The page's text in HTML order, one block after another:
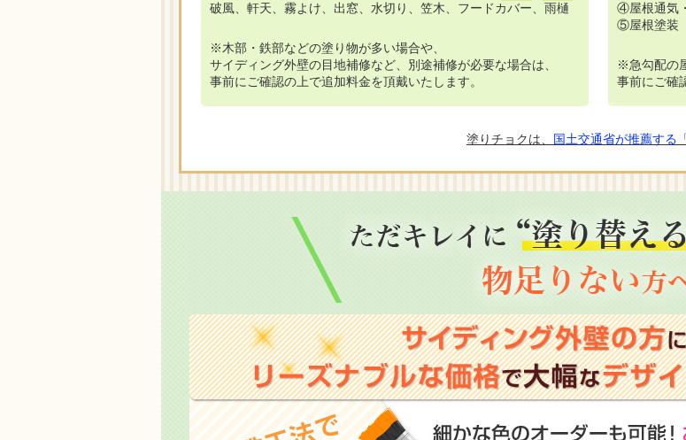
破風、軒天、霧よけ、出窓、水切り、笠木、フードカバー、雨樋
※木部・鉄部などの塗り物が多い場合や、
サイディング外壁の目地補修など、別途補修が必要な場合は、
事前にご確認の上で追加料金を頂戴いたします。
④屋根通気
⑤屋根塗装
※急勾配の
事前にご確
塗りチョクは、 国土交通省が推薦する